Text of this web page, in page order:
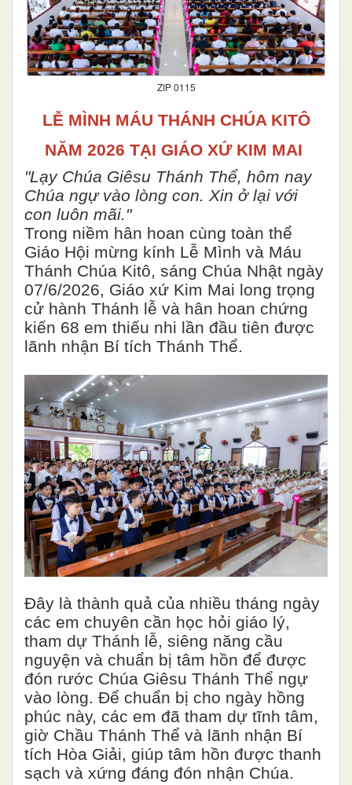
ZIP 0115
LỄ MÌNH MÁU THÁNH CHÚA KITÔ
NĂM 2026 TẠI GIÁO XỨ KIM MAI
"Lạy Chúa Giêsu Thánh Thể, hôm nay
Chúa ngự vào lòng con. Xin ở lại với
con luôn mãi."
Trong niềm hân hoan cùng toàn thể
Giáo Hội mừng kính Lễ Mình và Máu
Thánh Chúa Kitô, sáng Chúa Nhật ngày
07/6/2026, Giáo xứ Kim Mai long trọng
cử hành Thánh lễ và hân hoan chứng
kiến 68 em thiếu nhi lần đầu tiên được
lãnh nhận Bí tích Thánh Thể.
Đây là thành quả của nhiều tháng ngày
các em chuyên cần học hỏi giáo lý,
tham dự Thánh lễ, siêng năng cầu
nguyện và chuẩn bị tâm hồn để được
đón rước Chúa Giêsu Thánh Thể ngự
vào lòng. Để chuẩn bị cho ngày hồng
phúc này, các em đã tham dự tĩnh tâm,
giờ Chầu Thánh Thể và lãnh nhận Bí
tích Hòa Giải, giúp tâm hồn được thanh
sạch và xứng đáng đón nhận Chúa.